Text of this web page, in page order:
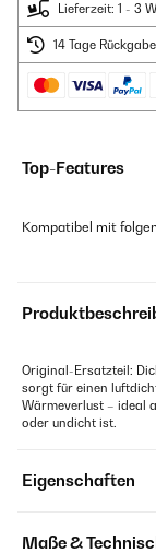
Lieferzeit: 1 - 3
14 Tage
Top-Features
Kompatibel mit
Original-Ersatzteil:
sorgt für einen
Wärmeverlust – ideal
oder undicht ist.
Eigenschaften
Maße &